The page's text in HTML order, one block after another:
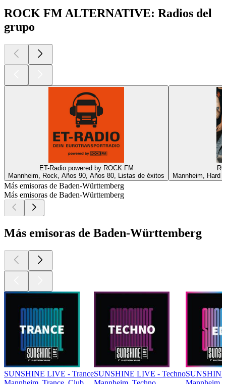
ROCK FM ALTERNATIVE: Radios del
grupo
ET-Radio powered by ROCK FM
Mannheim, Rock, Años 90, Años 80, Listas de éxitos
Mannheim, Hard
Más emisoras de Baden-Württemberg
Más emisoras de Baden-Württemberg
Más emisoras de Baden-Württemberg
SUNSHINE LIVE - TranceSUNSHINE LIVE - Techno